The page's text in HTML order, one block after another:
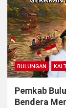
BULUNGAN
Pemkab
Bendera